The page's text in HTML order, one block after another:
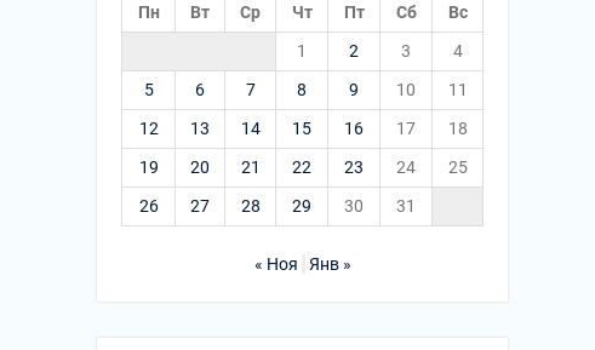
Пн
Вт Ср Чт Пт Сб
Вс
1
2 3
4
5
6 7 8 9 10
11
12
13 14 15 16 17
18
19
20 21 22 23 24
25
26
27 28 29 30 31
« Ноя Янв »